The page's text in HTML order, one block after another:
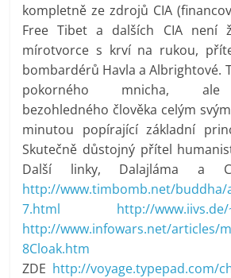
kompletně ze zdrojů CIA
Free Tibet a dalších CIA není
mírotvorce s krví na rukou,
bombardérů Havla a Albrightové.
pokorného mnicha, ale
bezohledného člověka celým
minutou popírající základní
Skutečně důstojný přítel
Další linky, Dalajláma a
http://www.timbomb.net/buddha/
7.html
http://www.iivs.de/
http://www.infowars.net/articles/
8Cloak.htm
ZDE http://voyage.typepad.com/